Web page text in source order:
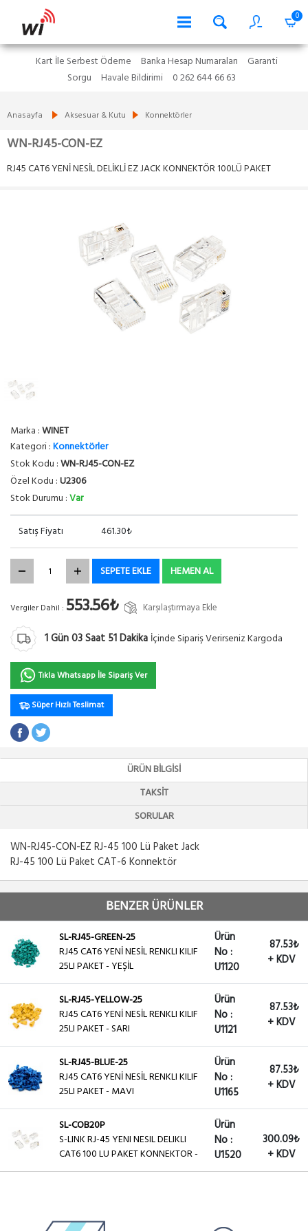
0
Kart İle Serbest Ödeme Banka Hesap Numaraları
Garanti
Sorgu
Havale Bildirimi 0 262 644 66 63
Anasayfa Aksesuar & Kutu Konnektörler
WN-RJ45-CON-EZ
RJ45 CAT6 YENİ NESİL DELİKLİ EZ JACK KONNEKTÖR 100LÜ PAKET
Marka :WINET
Kategori :Konnektörler
Stok Kodu :WN-RJ45-CON-EZ
Özel Kodu :U2306
Stok Durumu :Var
Satış Fiyatı 461.30₺
SEPETE EKLE HEMEN AL
Vergiler Dahil : 553.56₺ Karşılaştırmaya Ekle
1Gün03Saat 51Dakika İçinde Sipariş Verirseniz Kargoda
Tıkla Whatsapp İle Sipariş Ver
Süper Hızlı Teslimat
ÜRÜN BILGISI
TAKSIT
SORULAR
WN-RJ45-CON-EZ RJ-45 100 Lü Paket Jack
RJ-45 100 Lü Paket CAT-6 Konnektör
BENZER ÜRÜNLER
SL-RJ45-GREEN-25
RJ45 CAT6 YENİ NESİL RENKLI KILIF
25LI PAKET - YEŞİL
Ürün
No :
U1120
87.53₺
+ KDV
SL-RJ45-YELLOW-25
RJ45 CAT6 YENİ NESİL RENKLI KILIF
25LI PAKET - SARI
Ürün
No :
U1121
87.53₺
+ KDV
SL-RJ45-BLUE-25
RJ45 CAT6 YENİ NESİL RENKLI KILIF
25LI PAKET - MAVI
Ürün
No :
U1165
87.53₺
+ KDV
SL-COB20P
S-LINK RJ-45 YENI NESIL DELIKLI
CAT6 100 LU PAKET KONNEKTOR -
Ürün
No :
U1520
300.09₺
+ KDV